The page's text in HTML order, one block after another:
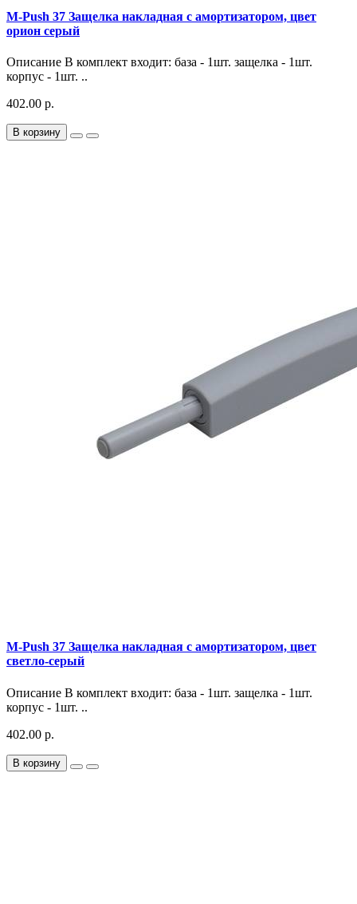
M-Push 37 Защелка накладная с амортизатором, цвет
орион серый
Описание В комплект входит: база - 1шт. защелка - 1шт.
корпус - 1шт. ..
402.00 р.
В корзину
M-Push 37 Защелка накладная с амортизатором, цвет
светло-серый
Описание В комплект входит: база - 1шт. защелка - 1шт.
корпус - 1шт. ..
402.00 р.
В корзину